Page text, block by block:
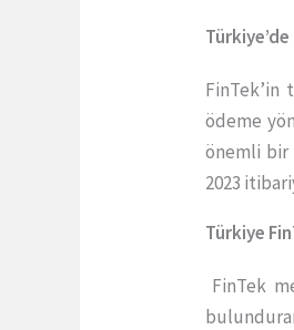
FinTek’in
ödeme
önemli bir
2023
Türkiye
FinTek